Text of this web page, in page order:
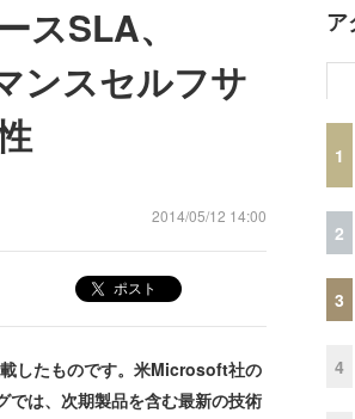
スSLA、
ンスセルフサ
2014/05/12 14:00
ポスト
したものです。米Microsoft社の
は、次期製品を含む最新の技術
ア
1
2
3
4